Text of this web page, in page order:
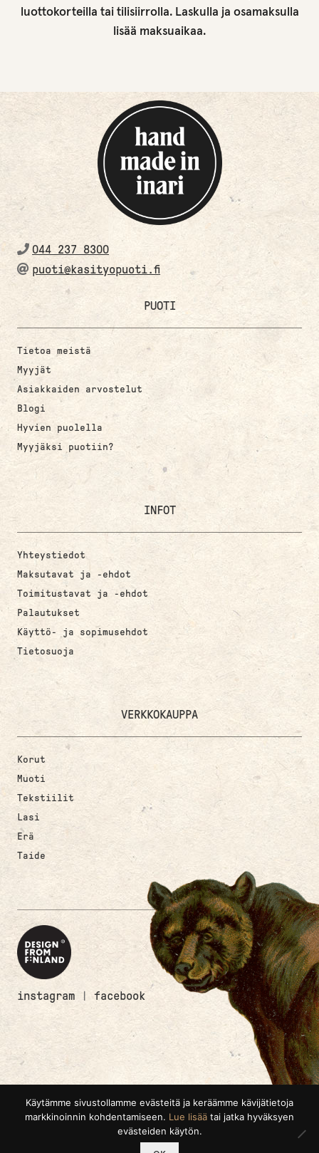
luottokorteilla tai tilisiirrolla. Laskulla ja osamaksulla
lisää maksuaikaa.
044 237 8300
puoti@kasityopuoti.fi
PUOTI
Tietoa meistä
Myyjät
Asiakkaiden arvostelut
Blogi
Hyvien puolella
Myyjäksi puotiin?
INFOT
Yhteystiedot
Maksutavat ja -ehdot
Toimitustavat ja -ehdot
Palautukset
Käyttö- ja sopimusehdot
Tietosuoja
VERKKOKAUPPA
Korut
Muoti
Tekstiilit
Lasi
Erä
Taide
instagram |facebook
Käytämme sivustollamme evästeitä ja keräämme kävijätietoja
markkinoinnin kohdentamiseen. Lue lisää tai jatka hyväksyen
evästeiden käytön.